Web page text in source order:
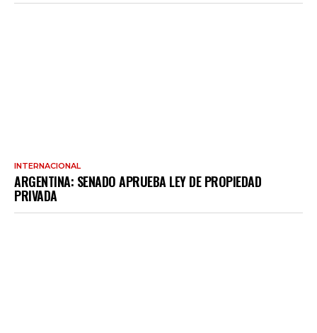
INTERNACIONAL
ARGENTINA: SENADO APRUEBA LEY DE PROPIEDAD
PRIVADA